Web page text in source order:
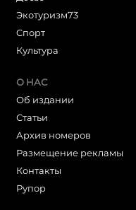
Экотуризм73
Cпорт
Культура
О НАС
Об издании
Статьи
Архив номеров
Размещение рекламы
Контакты
Рупор